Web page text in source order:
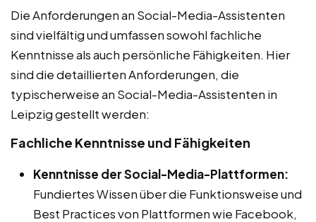
Die Anforderungen an Social-Media-Assistenten
sind vielfältig und umfassen sowohl fachliche
Kenntnisse als auch persönliche Fähigkeiten. Hier
sind die detaillierten Anforderungen, die
typischerweise an Social-Media-Assistenten in
Leipzig gestellt werden:
Fachliche Kenntnisse und Fähigkeiten
Kenntnisse der Social-Media-Plattformen:
Fundiertes Wissen über die Funktionsweise und
Best Practices von Plattformen wie Facebook,